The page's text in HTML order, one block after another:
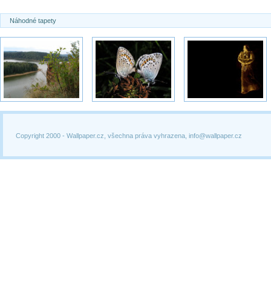
Náhodné tapety
Copyright 2000 - Wallpaper.cz, všechna práva vyhrazena, info@wallpaper.cz